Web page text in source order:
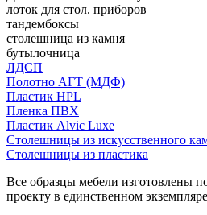
лоток для стол. приборов
тандембоксы
столешница из камня
бутылочница
ЛДСП
Полотно АГТ (МДФ)
Пластик HPL
Пленка ПВХ
Пластик Alvic Luxe
Столешницы из искусственного
Столешницы из пластика
Все образцы мебели изготовлены
проекту в единственном